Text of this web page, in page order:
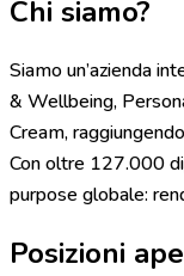
Chi siamo?
Siamo un’azienda
& Wellbeing,
Cream,
Con oltre 127.000
purpose globale:
Posizioni